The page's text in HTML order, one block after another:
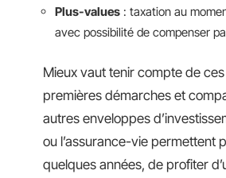
Plus-values : taxation au
avec possibilité de compenser
Mieux vaut tenir compte de
premières démarches et
autres enveloppes
ou l’assurance-vie permettent
quelques années, de profiter